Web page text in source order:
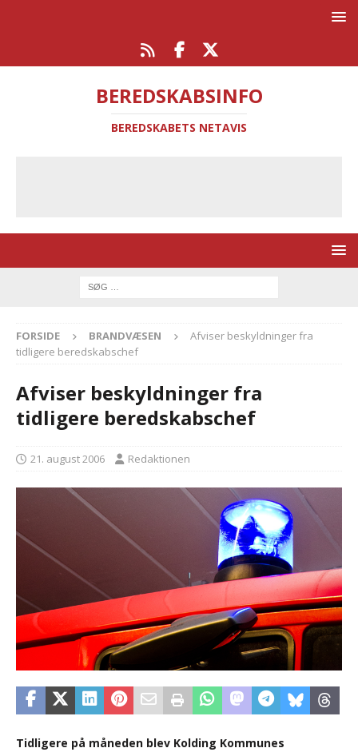
BEREDSKABSINFO
BEREDSKABETS NETAVIS
FORSIDE BRANDVÆSEN
Afviser beskyldninger fra
tidligere beredskabschef
Afviser beskyldninger fra
tidligere beredskabschef
21. august 2006 Redaktionen
Tidligere på måneden blev Kolding Kommunes